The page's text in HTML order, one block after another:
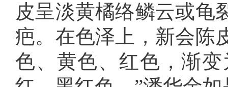
皮呈淡黄橘络鳞云或龟
疤。在色泽上，新会陈
色、黄色、红色，渐